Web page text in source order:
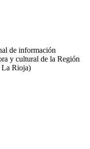
de información
y cultural de la Región
La Rioja)